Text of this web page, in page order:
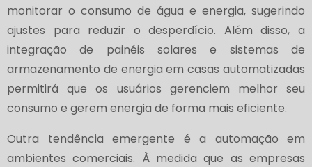
monitorar o consumo de água e energia, sugerindo
ajustes para reduzir o desperdício. Além disso, a
integração de painéis solares e sistemas de
armazenamento de energia em casas automatizadas
permitirá que os usuários gerenciem melhor seu
consumo e gerem energia de forma mais eficiente.
Outra tendência emergente é a automação em
ambientes comerciais. À medida que as empresas